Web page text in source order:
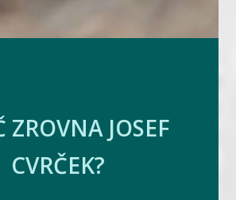
ZROVNA JOSEF
CVRČEK?